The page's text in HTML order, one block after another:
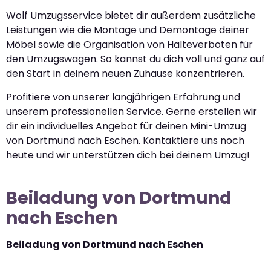
Wolf Umzugsservice bietet dir außerdem zusätzliche
Leistungen wie die Montage und Demontage deiner
Möbel sowie die Organisation von Halteverboten für
den Umzugswagen. So kannst du dich voll und ganz auf
den Start in deinem neuen Zuhause konzentrieren.
Profitiere von unserer langjährigen Erfahrung und
unserem professionellen Service. Gerne erstellen wir
dir ein individuelles Angebot für deinen Mini-Umzug
von Dortmund nach Eschen. Kontaktiere uns noch
heute und wir unterstützen dich bei deinem Umzug!
Beiladung von Dortmund
nach Eschen
Beiladung von Dortmund nach Eschen